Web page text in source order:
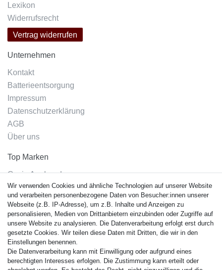
Lexikon
Widerrufsrecht
Vertrag widerrufen
Unternehmen
Kontakt
Batterieentsorgung
Impressum
Datenschutzerklärung
AGB
Über uns
Top Marken
Casio Armband
Festina Armband
Citizen Armband
M. Lacroix Armband
J. Lemans Armband
Uhrenarmbänder - Alle
Sicherheit
Wir verwenden Cookies und ähnliche Technologien auf unserer Website
und verarbeiten personenbezogene Daten von Besucher:innen unserer
Webseite (z.B. IP-Adresse), um z.B. Inhalte und Anzeigen zu
personalisieren, Medien von Drittanbietern einzubinden oder Zugriffe auf
unsere Website zu analysieren. Die Datenverarbeitung erfolgt erst durch
gesetzte Cookies. Wir teilen diese Daten mit Dritten, die wir in den
Einstellungen benennen.
Die Datenverarbeitung kann mit Einwilligung oder aufgrund eines
berechtigten Interesses erfolgen. Die Zustimmung kann erteilt oder